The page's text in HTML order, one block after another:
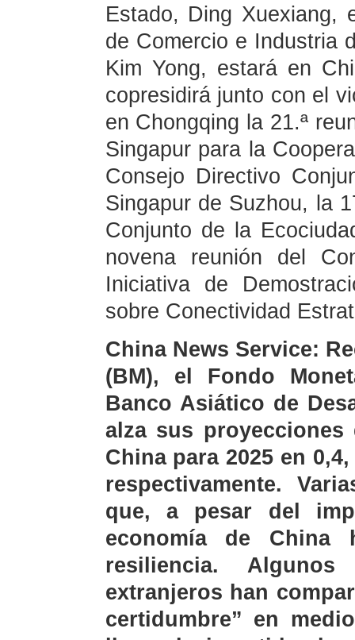
Estado, Ding Xuexiang,
de Comercio e Industria
Kim Yong, estará en
copresidirá junto con el
en Chongqing la 21.ª
Singapur para la
Consejo Directivo
Singapur de Suzhou, la
Conjunto de la
novena reunión del
Iniciativa de
sobre Conectividad
China News Service:
(BM), el Fondo
Banco Asiático de
alza sus
China para 2025 en
respectivamente.
que, a pesar del
economía de China
resiliencia.
extranjeros han
certidumbre” en